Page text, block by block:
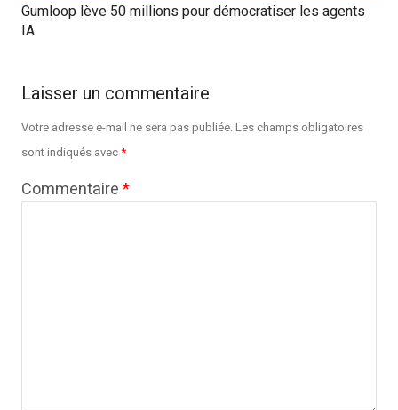
Gumloop lève 50 millions pour démocratiser les agents
IA
Laisser un commentaire
Votre adresse e-mail ne sera pas publiée.Les champs obligatoires
sont indiqués avec*
Commentaire*